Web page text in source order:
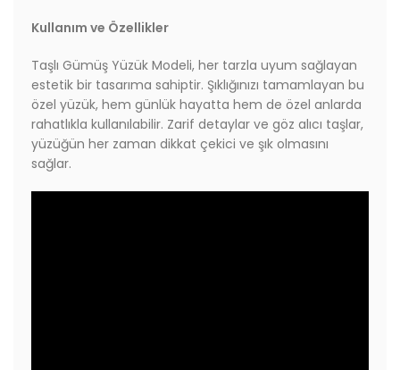
Kullanım ve Özellikler
Taşlı Gümüş Yüzük Modeli, her tarzla uyum sağlayan
estetik bir tasarıma sahiptir. Şıklığınızı tamamlayan bu
özel yüzük, hem günlük hayatta hem de özel anlarda
rahatlıkla kullanılabilir. Zarif detaylar ve göz alıcı taşlar,
yüzüğün her zaman dikkat çekici ve şık olmasını
sağlar.